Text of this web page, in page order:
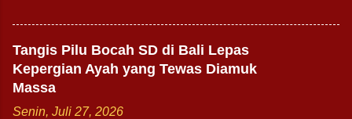
Tangis Pilu Bocah SD di Bali Lepas
Kepergian Ayah yang Tewas Diamuk
Massa
Senin, Juli 27, 2026